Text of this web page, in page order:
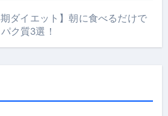
ダイエット】朝に食べるだけで
ク質3選！